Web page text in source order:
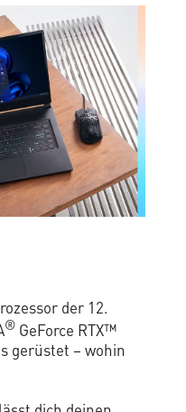
der 12.
®GeForce RTX™
gerüstet – wohin